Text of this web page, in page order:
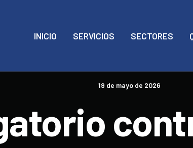
INICIO SERVICIOS SECTORES
19 de mayo de 2026